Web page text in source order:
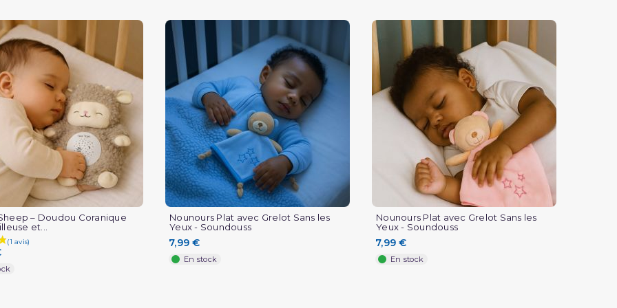
– Doudou Coranique
et...
Nounours Plat avec Grelot Sans les
Yeux - Soundouss
7,99 €
En stock
Nounours Plat avec Grelot Sans les
Yeux - Soundouss
7,99 €
En stock